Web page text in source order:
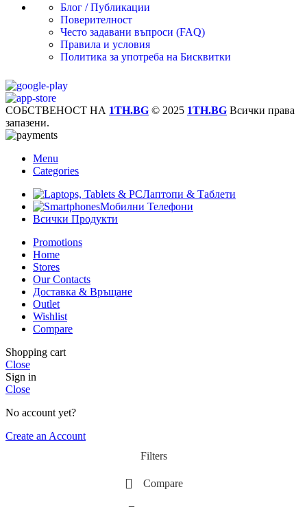
Блог / Публикации
Поверителност
Често задавани въпроси (FAQ)
Правила и условия
Политика за употреба на Бисквитки
СОБСТВЕНОСТ НА 1TH.BG © 2025 1TH.BG Всички права
запазени.
Menu
Categories
Лаптопи & Таблети
Мобилни Телефони
Всички Продукти
Promotions
Home
Stores
Our Contacts
Доставка & Връщане
Outlet
Wishlist
Compare
Shopping cart
Close
Sign in
Close
No account yet?
Create an Account
Filters
Compare